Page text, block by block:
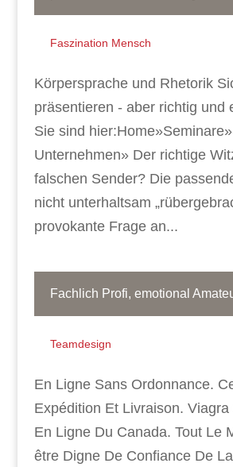
Faszination Mensch
Körpersprache und Rhetorik
präsentieren - aber richtig und
Sie sind
Unternehmen» Der richtige
falschen Sender? Die
nicht unterhaltsam
provokante Frage an...
Fachlich Profi, emotional
Teamdesign
En Ligne Sans Ordonnance.
Expédition Et Livraison.
En Ligne Du Canada. Tout Le
être Digne De Confiance De